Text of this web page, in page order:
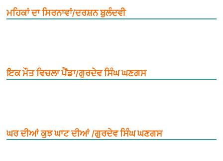
ਮਹਿਕਾਂ ਦਾ ਸਿਰਨਾਵਾਂ/ਦਰਸ਼ਨ ਬੁਲੰਦਵੀ
ਇਕ ਮੌਤ ਵਿਚਲਾ ਪੈਂਡਾ/ਗੁਰਦੇਵ ਸਿੰਘ ਘਣਗਸ
ਘਰ ਦੀਆਂ ਕੁਝ ਘਾਟ ਦੀਆਂ /ਗੁਰਦੇਵ ਸਿੰਘ ਘਣਗਸ